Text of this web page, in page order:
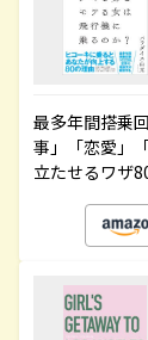
最多年間搭乗
事」「恋愛」
立たせるワザ